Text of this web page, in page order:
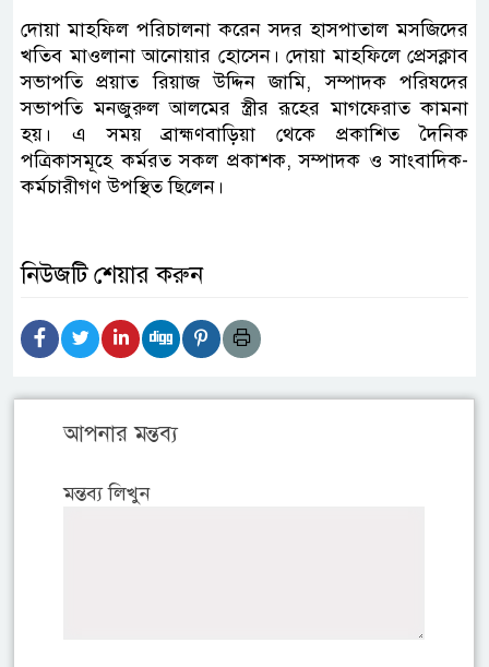
দোয়া মাহফিল পরিচালনা করেন সদর হাসপাতাল মসজিদের
খতিব মাওলানা আনোয়ার হোসেন। দোয়া মাহফিলে প্রেসক্লাব
সভাপতি প্রয়াত রিয়াজ উদ্দিন জামি, সম্পাদক পরিষদের
সভাপতি মনজুরুল আলমের স্ত্রীর রূহের মাগফেরাত কামনা
হয়। এ সময় ব্রাহ্মণবাড়িয়া থেকে প্রকাশিত দৈনিক
পত্রিকাসমূহে কর্মরত সকল প্রকাশক, সম্পাদক ও সাংবাদিক-
কর্মচারীগণ উপস্থিত ছিলেন।
নিউজটি শেয়ার করুন
আপনার মন্তব্য
মন্তব্য লিখুন